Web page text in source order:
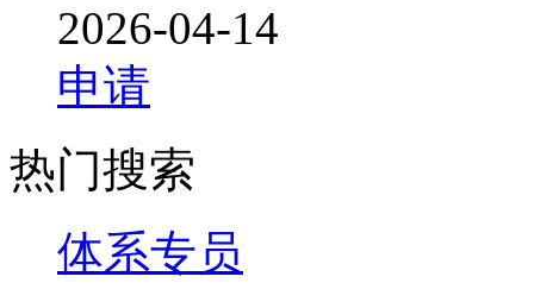
2026-04-14
申请
热门搜索
体系专员